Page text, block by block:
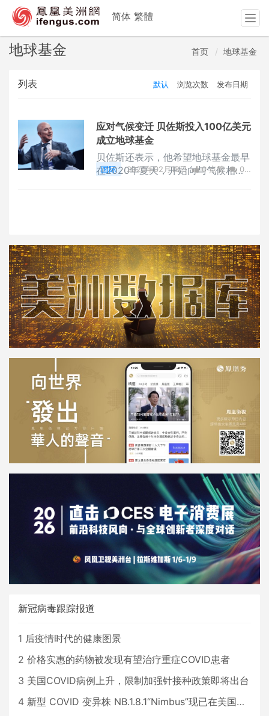
地球基金 首页 地球基金
列表 默认 浏览次数 发布日期
应对气候变迁 贝佐斯投入100亿美元
成立地球基金
贝佐斯还表示，他希望地球基金最早
在2020年夏天，开始向与气候相关
国际 2020年02月18日 0 点赞
0
新冠病毒跟踪报道
1 后疫情时代的健康图景
2 价格实惠的药物被发现有望治疗重症COVID患者
3 美国COVID病例上升，限制加强针接种政策即将出台
4 新型 COVID 变异株 NB.1.8.1“Nimbus”现已在美国占据主导地位
简体 繁體
T
o
g
g
e
v
g
a